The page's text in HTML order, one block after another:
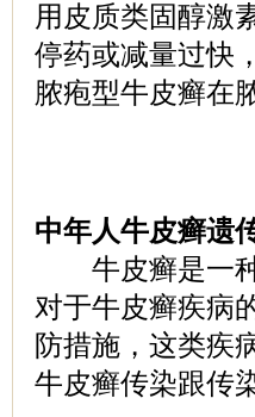
用皮质类固醇激
停药或减量过快
脓疱型牛皮癣在
中年人牛皮癣遗
牛皮癣是一种
对于牛皮癣疾病
防措施，这类疾
牛皮癣传染跟传